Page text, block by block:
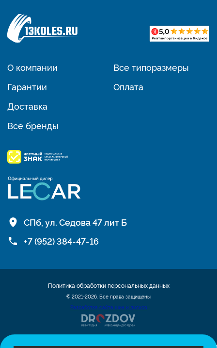
О компании
Гарантии
Доставка
Все бренды
Все типоразмеры
Оплата
СПб, ул. Седова 47 лит Б
+7 (952) 384-47-16
© 2021-2026. Все права защищены
Разработка сайта шин и дисков
Политика обработки персональных данных